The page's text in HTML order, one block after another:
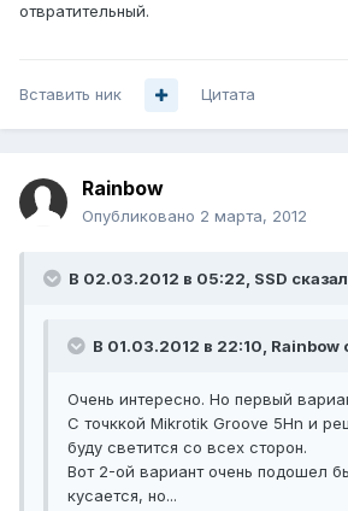
отвратительный.
Вставить ник Цитата
Rainbow
Опубликовано 2 марта, 2012
В 02.03.2012 в 05:22, SSD
В 01.03.2012 в 22:10, Rainbow
Очень интересно. Но первый
С точккой Mikrotik Groove 5Hn и
буду светится со всех сторон.
Вот 2-ой вариант очень подошел
кусается, но...